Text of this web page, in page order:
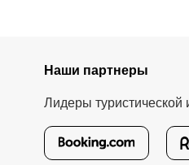
Наши партнеры
Лидеры туристической